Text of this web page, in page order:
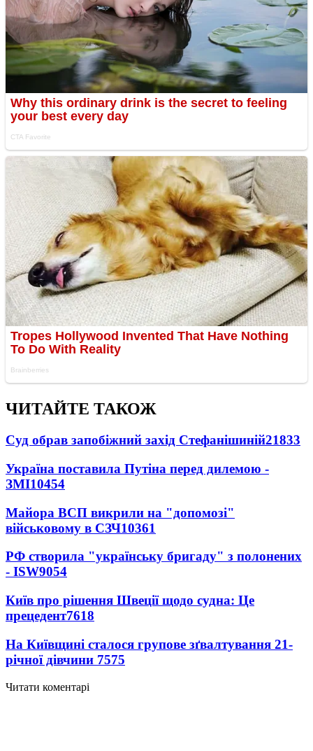
ЧИТАЙТЕ ТАКОЖ
Суд обрав запобіжний захід Стефанішиній21833
Україна поставила Путіна перед дилемою -
ЗМІ10454
Майора ВСП викрили на "допомозі"
військовому в СЗЧ10361
РФ створила "українську бригаду" з полонених
- ISW9054
Київ про рішення Швеції щодо судна: Це
прецедент7618
На Київщині сталося групове зґвалтування 21-
річної дівчини 7575
Читати коментарі